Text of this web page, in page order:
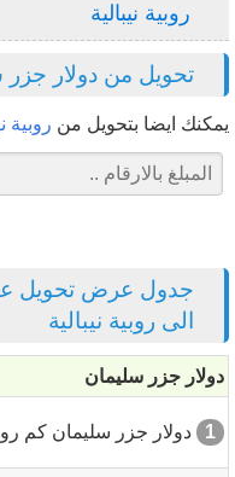
روبية نيبالية
تحويل من دولار جزر
يمكنك ايضا بتحويل من روبية
جدول عرض تحويل
الى روبية نيبالية
دولار جزر سليمان
1 دولار جزر سليمان كم